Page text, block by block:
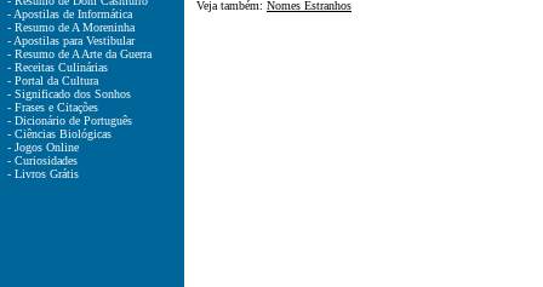
- Apostilas de Informática
- Resumo de A Moreninha
- Apostilas para Vestibular
- Resumo de A Arte da Guerra
- Receitas Culinárias
- Portal da Cultura
- Significado dos Sonhos
- Frases e Citações
- Dicionário de Português
- Ciências Biológicas
- Jogos Online
- Curiosidades
- Livros Grátis
Veja também: Nomes Estranhos